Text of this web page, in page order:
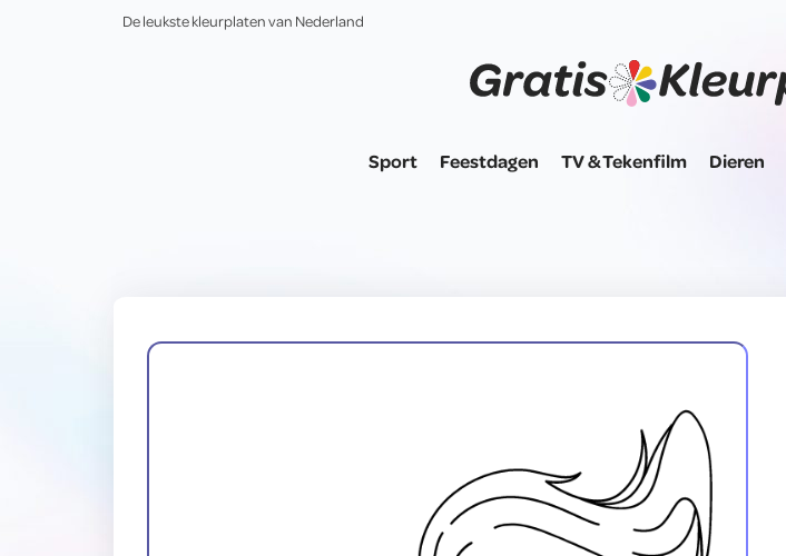
De leukste kleurplaten van Nederland
Sport Feestdagen TV & Tekenfilm Dieren